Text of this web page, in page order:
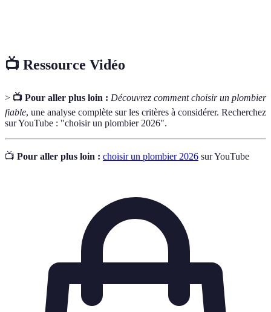
📺 Ressource Vidéo
> 📺 Pour aller plus loin : Découvrez comment choisir un plombier
fiable, une analyse complète sur les critères à considérer. Recherchez
sur YouTube : "choisir un plombier 2026".
📺 Pour aller plus loin : choisir un plombier 2026 sur YouTube